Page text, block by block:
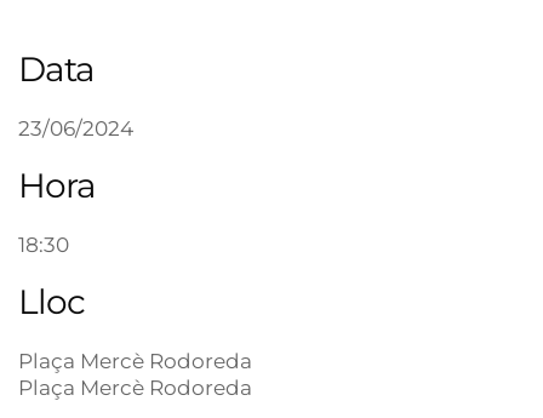
Data
23/06/2024
Hora
18:30
Lloc
Plaça Mercè Rodoreda
Plaça Mercè Rodoreda